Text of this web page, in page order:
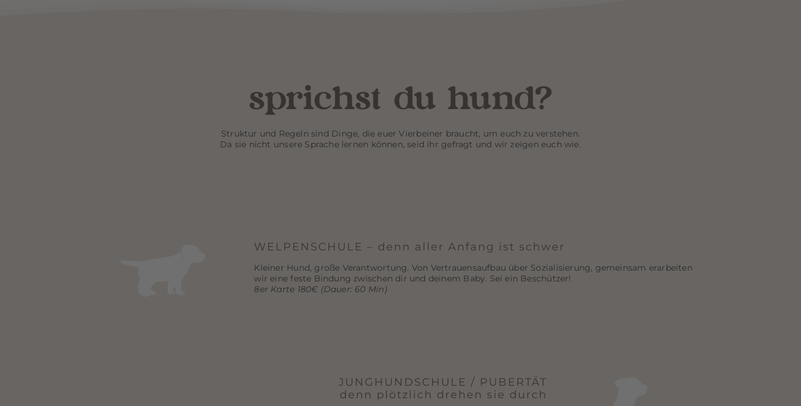
sprichst du hund?
Struktur und Regeln sind Dinge, die euer Vierbeiner braucht, um euch zu verstehen.
Da sie nicht unsere Sprache lernen können, seid ihr gefragt und wir zeigen euch wie.
WELPENSCHULE – denn aller Anfang ist schwer
Kleiner Hund, große Verantwortung. Von Vertrauensaufbau über Sozialisierung, gemeinsam erarbeiten
wir eine feste Bindung zwischen dir und deinem Baby. Sei ein Beschützer!
8er Karte 180€ (Dauer: 60 Min)
JUNGHUNDSCHULE / PUBERTÄT
denn plötzlich drehen sie durch